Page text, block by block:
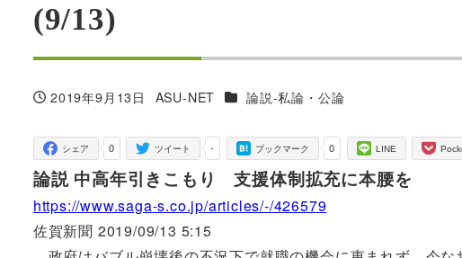
(9/13)
投稿日
2019年9月13日
著
ASU-NET カテゴリー
論説-私論・公論
0
シェア -
ツイート 0
ブックマーク LINE
論説 中高年引きこもり 支援体制拡充に本腰を
https://www.saga-s.co.jp/articles/-/426579
佐賀新聞 2019/09/13 5:15